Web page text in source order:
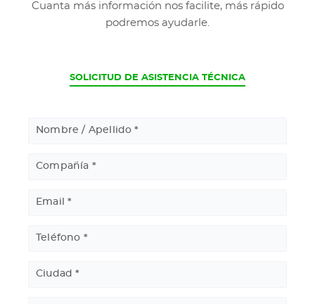
Cuanta más información nos facilite, más rápido
podremos ayudarle.
CURRENT
SOLICITUD DE ASISTENCIA TÉCNICA
Nombre / Apellido
Compañía
Email
Teléfono
Basic
Address
Ciudad